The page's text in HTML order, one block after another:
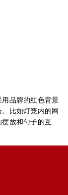
品牌的红色背景
比如灯笼内的网
放和勺子的互